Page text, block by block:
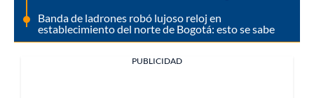
Banda de ladrones robó lujoso reloj en
establecimiento del norte de Bogotá: esto se sabe
PUBLICIDAD